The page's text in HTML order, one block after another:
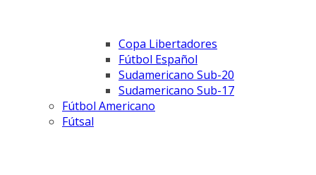
Copa Libertadores
Fútbol Español
Sudamericano Sub-20
Sudamericano Sub-17
Fútbol Americano
Fútsal